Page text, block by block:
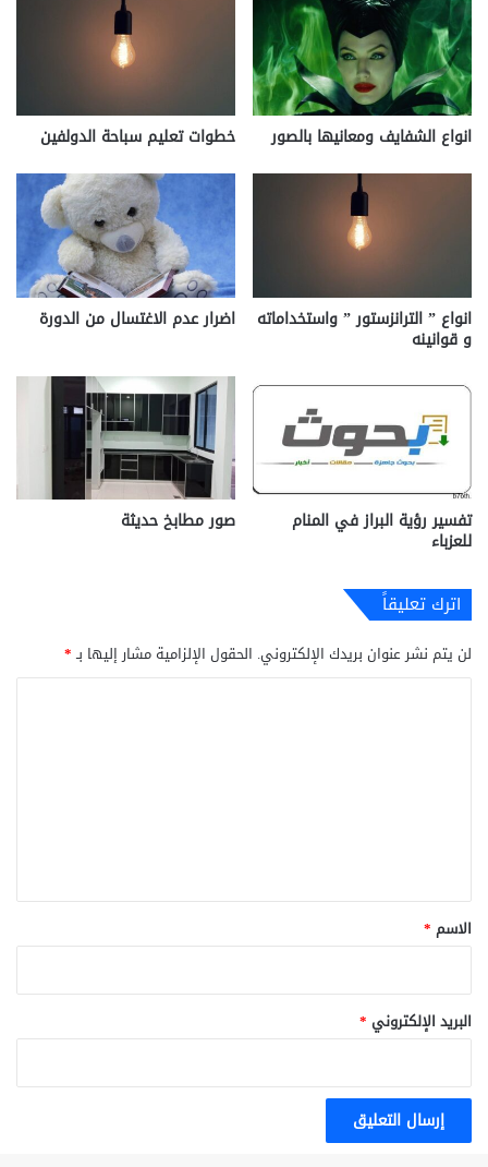
انواع الشفايف ومعانيها بالصور خطوات تعليم سباحة الدولفين
انواع ” الترانزستور ” واستخداماته
و قوانينه
اضرار عدم الاغتسال من الدورة
تفسير رؤية البراز في المنام
للعزباء
صور مطابخ حديثة
اترك تعليقاً
لن يتم نشر عنوان بريدك الإلكتروني. الحقول الإلزامية مشار إليها بـ*
*
الاسم *
البريد الإلكتروني *